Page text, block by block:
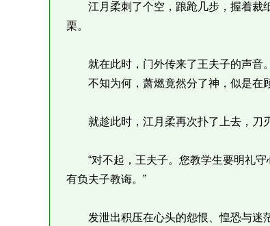
江月柔刺了个空，踉跄几步，握着裁
栗。
就在此时，门外传来了王夫子的声音。
不知为何，萧燃竟然分了神，似是在顾
就趁此时，江月柔再次扑了上去，刀刃
“对不起，王夫子。您教学生要明礼守
有负夫子教诲。”
发泄出积压在心头的怨恨、惶恐与迷